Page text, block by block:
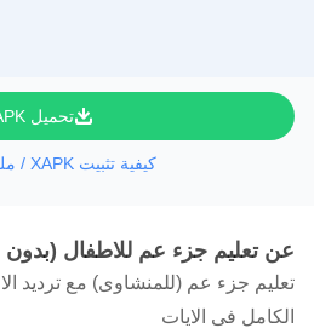
تحميل APK
كيفية تثبيت XAPK / ملف APK
عن تعليم جزء عم للاطفال
تعليم جزء عم (للمنشاوى) مع ترديد
الكامل فى الايات